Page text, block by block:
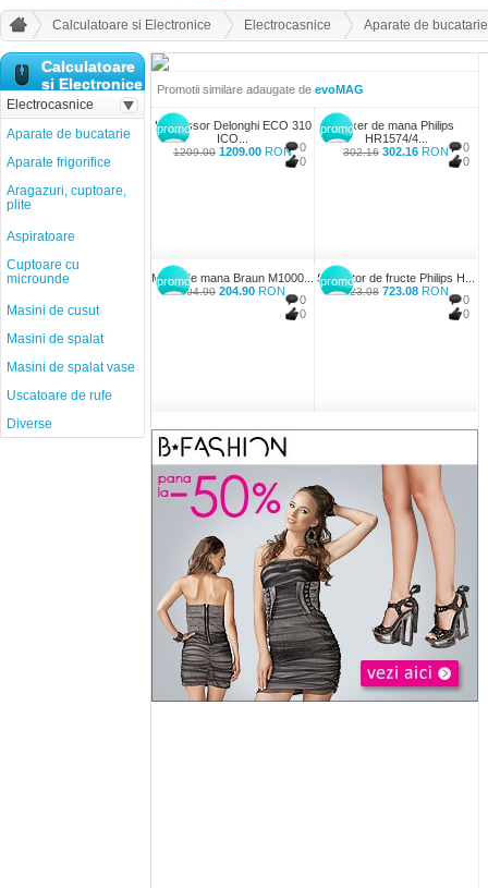
Calculatoare si Electronice Electrocasnice Aparate de bucatarie
Promotii similare adaugate de evoMAG
promo
0
0
Espressor Delonghi ECO 310
ICO...
1209.00 1209.00 RON
promo
0
0
Mixer de mana Philips
HR1574/4...
302.16 302.16 RON
promo
0
0
Mixer de mana Braun M1000...
204.90 204.90 RON
promo
0
0
Storcator de fructe Philips H...
723.08 723.08 RON
Calculatoare
si Electronice
Electrocasnice
Aparate de bucatarie
Aparate frigorifice
Aragazuri, cuptoare,
plite
Aspiratoare
Cuptoare cu
microunde
Masini de cusut
Masini de spalat
Masini de spalat vase
Uscatoare de rufe
Diverse